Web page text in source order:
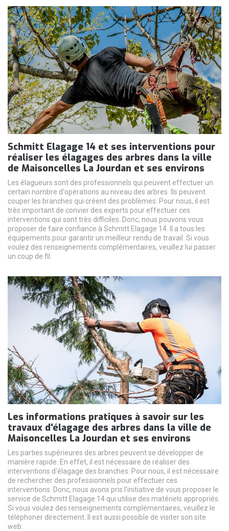
Schmitt Elagage 14 et ses interventions pour
réaliser les élagages des arbres dans la ville
de Maisoncelles La Jourdan et ses environs
Les élagueurs sont des professionnels qui peuvent effectuer un
certain nombre d'opérations au niveau des arbres. Ils peuvent
couper les branches qui créent des problèmes. Pour nous, il est
très important de convier des experts pour effectuer ces
interventions qui sont très difficiles. Donc, nous pouvons vous
proposer de faire confiance à Schmitt Elagage 14. Il a tous les
équipements pour garantir un meilleur rendu de travail. Si vous
voulez des renseignements complémentaires, veuillez lui passer
un coup de fil.
Les informations pratiques à savoir sur les
travaux d'élagage des arbres dans la ville de
Maisoncelles La Jourdan et ses environs
Les parties supérieures des arbres peuvent se développer de
manière rapide. En effet, il est nécessaire de réaliser des
interventions d'élagage des branches. Pour nous, il est nécessaire
de rechercher des professionnels pour effectuer ces
interventions. Donc, nous avons pris l'initiative de vous proposer le
service de Schmitt Elagage 14 qui utilise des matériels appropriés.
Si vous voulez des renseignements complémentaires, veuillez le
téléphoner directement. Il est aussi possible de visiter son site
web.